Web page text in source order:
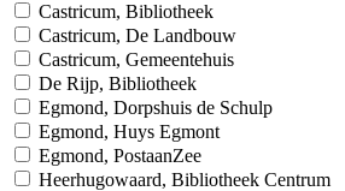
Castricum, Bibliotheek
Castricum, De Landbouw
Castricum, Gemeentehuis
De Rijp, Bibliotheek
Egmond, Dorpshuis de Schulp
Egmond, Huys Egmont
Egmond, PostaanZee
Heerhugowaard, Bibliotheek Centrum